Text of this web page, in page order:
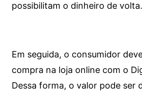
possibilitam o dinheiro de volta.
Em seguida, o consumidor
compra na loja online com o
Dessa forma, o valor pode ser